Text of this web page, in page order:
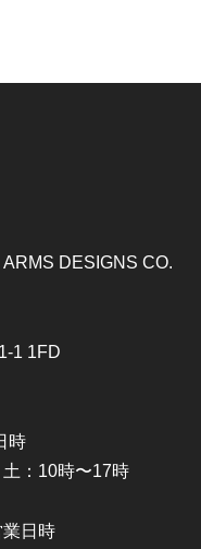
DESIGNS CO.
1 1FD
時
：10時〜17時
日時